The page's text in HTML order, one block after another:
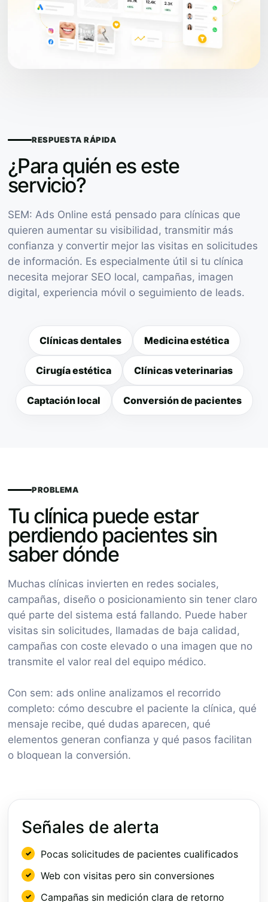
RESPUESTA RÁPIDA
¿Para quién es este
servicio?
SEM: Ads Online está pensado para clínicas que
quieren aumentar su visibilidad, transmitir más
confianza y convertir mejor las visitas en solicitudes
de información. Es especialmente útil si tu clínica
necesita mejorar SEO local, campañas, imagen
digital, experiencia móvil o seguimiento de leads.
Clínicas dentales Medicina estética
Cirugía estética Clínicas veterinarias
Captación local Conversión de pacientes
PROBLEMA
Tu clínica puede estar
perdiendo pacientes sin
saber dónde
Muchas clínicas invierten en redes sociales,
campañas, diseño o posicionamiento sin tener claro
qué parte del sistema está fallando. Puede haber
visitas sin solicitudes, llamadas de baja calidad,
campañas con coste elevado o una imagen que no
transmite el valor real del equipo médico.
Con sem: ads online analizamos el recorrido
completo: cómo descubre el paciente la clínica, qué
mensaje recibe, qué dudas aparecen, qué
elementos generan confianza y qué pasos facilitan
o bloquean la conversión.
Señales de alerta
Pocas solicitudes de pacientes cualificados
Web con visitas pero sin conversiones
Campañas sin medición clara de retorno